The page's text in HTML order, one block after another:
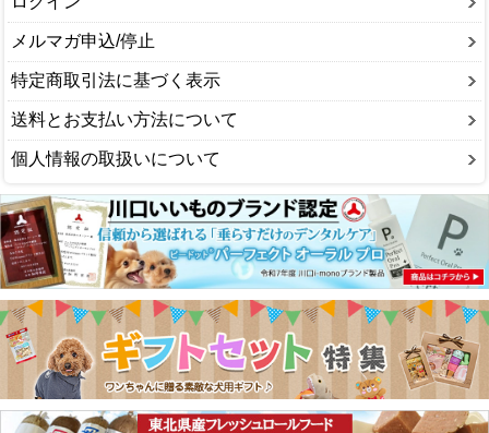
メルマガ申込/停止
特定商取引法に基づく表示
送料とお支払い方法について
個人情報の取扱いについて